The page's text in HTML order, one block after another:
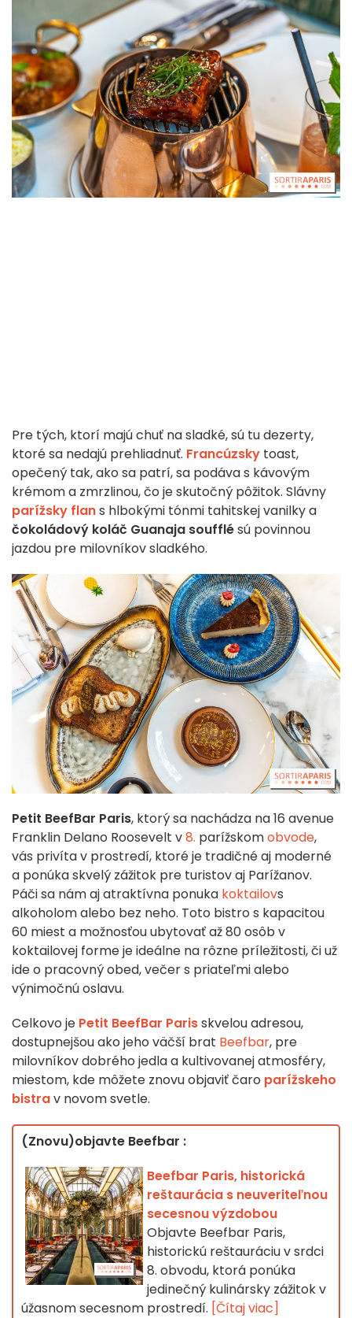
Pre tých, ktorí majú chuť na sladké, sú tu dezerty,
ktoré sa nedajú prehliadnuť. Francúzsky toast,
opečený tak, ako sa patrí, sa podáva s kávovým
krémom a zmrzlinou, čo je skutočný pôžitok. Slávny
parížsky flans hlbokými tónmi tahitskej vanilky a
čokoládový koláč Guanaja soufflésú povinnou
jazdou pre milovníkov sladkého.
Petit BeefBar Paris, ktorý sa nachádza na 16 avenue
Franklin Delano Roosevelt v8. parížskomobvode,
vás privíta v prostredí, ktoré je tradičné aj moderné
a ponúka skvelý zážitok pre turistov aj Parížanov.
Páči sa nám aj atraktívna ponuka koktailovs
alkoholom alebo bez neho. Toto bistro s kapacitou
60 miest a možnosťou ubytovať až 80 osôb v
koktailovej forme je ideálne na rôzne príležitosti, či už
ide o pracovný obed, večer s priateľmi alebo
výnimočnú oslavu.
Celkovo je Petit BeefBar Parisskvelou adresou,
dostupnejšou ako jeho väčší brat Beefbar, pre
milovníkov dobrého jedla a kultivovanej atmosféry,
miestom, kde môžete znovu objaviť čaro parížskeho
bistrav novom svetle.
(Znovu)objavte Beefbar :
Beefbar Paris, historická
reštaurácia s neuveriteľnou
secesnou výzdobou
Objavte Beefbar Paris,
historickú reštauráciu v srdci
8. obvodu, ktorá ponúka
jedinečný kulinársky zážitok v
úžasnom secesnom prostredí. [Čítaj viac]